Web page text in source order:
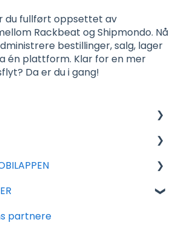
du fullført oppsettet av
Rackbeat og Shipmondo. Nå
bestillinger, salg, lager
én plattform. Klar for en mer
Da er du i gang!
partnere